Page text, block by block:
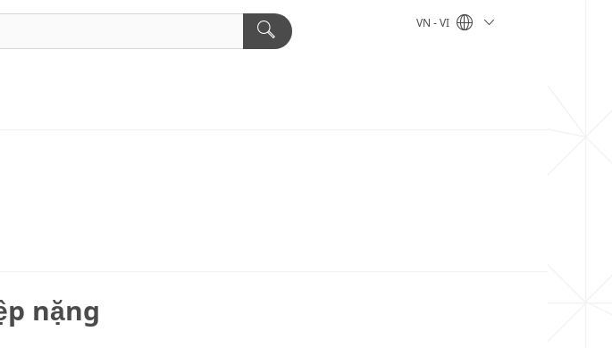
VN - VI
nặng